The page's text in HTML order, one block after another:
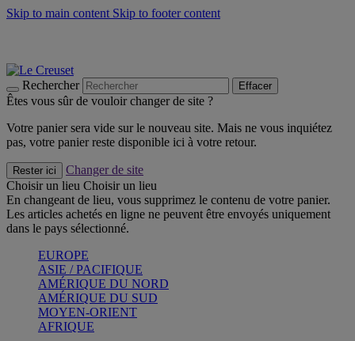
Skip to main content Skip to footer content
Rechercher Effacer
Êtes vous sûr de vouloir changer de site ?
Votre panier sera vide sur le nouveau site. Mais ne vous inquiétez
pas, votre panier reste disponible ici à votre retour.
Rester ici
Changer de site
Choisir un lieu Choisir un lieu
En changeant de lieu, vous supprimez le contenu de votre panier.
Les articles achetés en ligne ne peuvent être envoyés uniquement
dans le pays sélectionné.
EUROPE
ASIE / PACIFIQUE
AMÉRIQUE DU NORD
AMÉRIQUE DU SUD
MOYEN-ORIENT
AFRIQUE